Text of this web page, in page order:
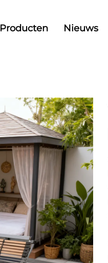
Producten Nieuws